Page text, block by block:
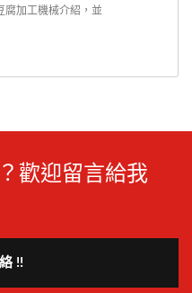
腐加工機械介紹，並
歡迎留言給我
!!